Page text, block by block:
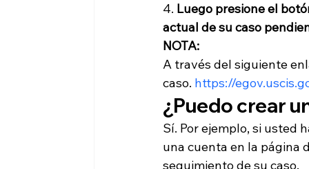
4. Luego presione el
actual de su caso
NOTA:
A través del siguiente
caso. https://
¿Puedo crear
Sí. Por ejemplo, si usted
una cuenta en la página
seguimiento de su caso.